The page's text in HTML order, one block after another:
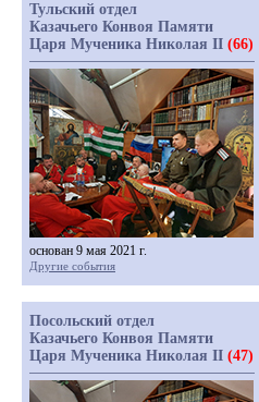
Тульский отдел
Казачьего Конвоя Памяти
Царя Мученика Николая II (66)
основан 9 мая 2021 г.
Другие события
Посольский отдел
Казачьего Конвоя Памяти
Царя Мученика Николая II (47)